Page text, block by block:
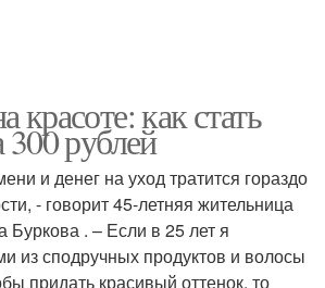
красоте: как стать
300 рублей
и денег на уход тратится гораздо
- говорит 45-летняя жительница
Буркова . – Если в 25 лет я
из сподручных продуктов и волосы
придать красивый оттенок, то